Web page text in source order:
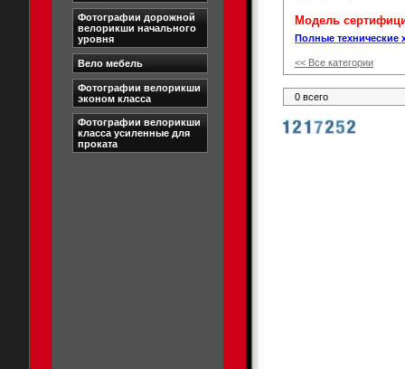
Фотографии дорожной
велорикши начального
уровня
Вело мебель
Фотографии велорикши
эконом класса
Фотографии велорикши
класса усиленные для
проката
Модель
Полные технические
<< Все категории
0 всего